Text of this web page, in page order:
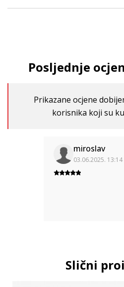
Posljednje
Prikazane ocjene
korisnika koji su
miroslav
03.06.2025. 13:14
Slični